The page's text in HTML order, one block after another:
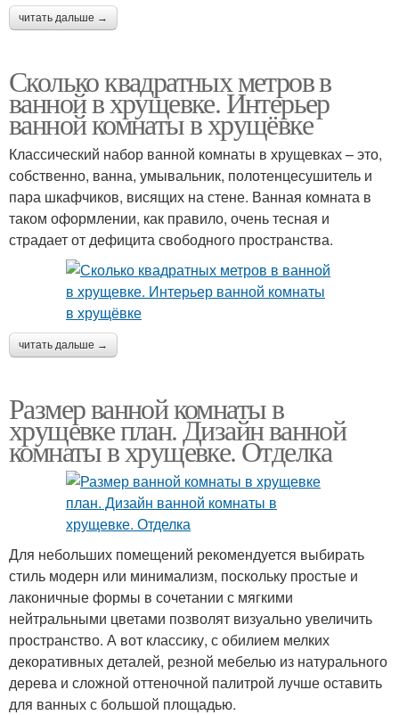
читать дальше →
Сколько квадратных метров в
ванной в хрущевке. Интерьер
ванной комнаты в хрущёвке
Классический набор ванной комнаты в хрущевках – это,
собственно, ванна, умывальник, полотенцесушитель и
пара шкафчиков, висящих на стене. Ванная комната в
таком оформлении, как правило, очень тесная и
страдает от дефицита свободного пространства.
читать дальше →
Размер ванной комнаты в
хрущевке план. Дизайн ванной
комнаты в хрущевке. Отделка
Для небольших помещений рекомендуется выбирать
стиль модерн или минимализм, поскольку простые и
лаконичные формы в сочетании с мягкими
нейтральными цветами позволят визуально увеличить
пространство. А вот классику, с обилием мелких
декоративных деталей, резной мебелью из натурального
дерева и сложной оттеночной палитрой лучше оставить
для ванных с большой площадью.